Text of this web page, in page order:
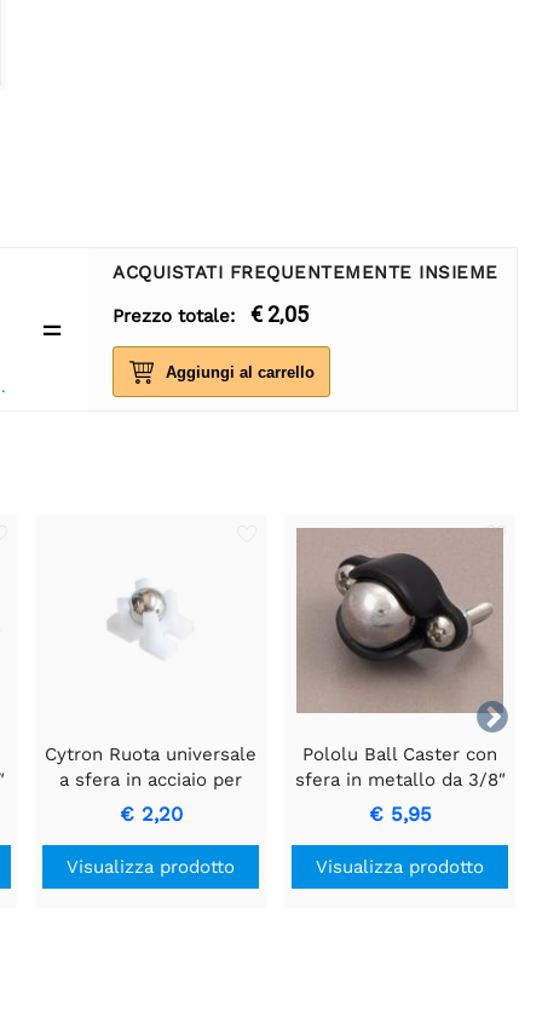
=
ACQUISTATI FREQUENTEMENTE INSIEME
Prezzo totale:
€ 2,05
Aggiungi al carrello

Cytron Ruota universale
a sfera in acciaio per
vuoto MBot N20
€ 2,20
Visualizza prodotto
Pololu Ball Caster con
sfera in metallo da 3/8″
€ 5,95
Visualizza prodotto